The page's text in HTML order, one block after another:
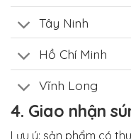
Tây Ninh
Hồ Chí Minh
Vĩnh Long
4. Giao nhận
Lưu ý: sản phẩm có